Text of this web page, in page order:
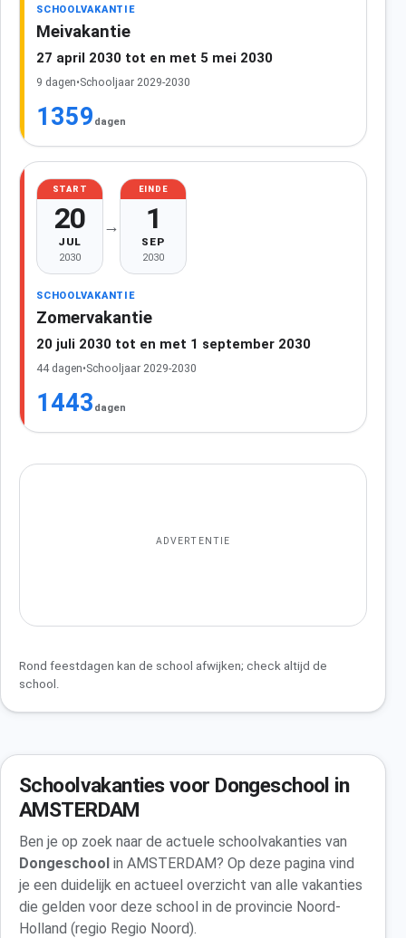
SCHOOLVAKANTIE
Meivakantie
27 april 2030 tot en met 5 mei 2030
9 dagen•Schooljaar 2029-2030
1359 dagen
START
20
JUL
2030
→
EINDE
1
SEP
2030
SCHOOLVAKANTIE
Zomervakantie
20 juli 2030 tot en met 1 september 2030
44 dagen•Schooljaar 2029-2030
1443 dagen
ADVERTENTIE
Rond feestdagen kan de school afwijken; check altijd de
school.
Schoolvakanties voor Dongeschool in
AMSTERDAM
Ben je op zoek naar de actuele schoolvakanties van
Dongeschool in AMSTERDAM? Op deze pagina vind
je een duidelijk en actueel overzicht van alle vakanties
die gelden voor deze school in de provincie Noord-
Holland (regio Regio Noord).